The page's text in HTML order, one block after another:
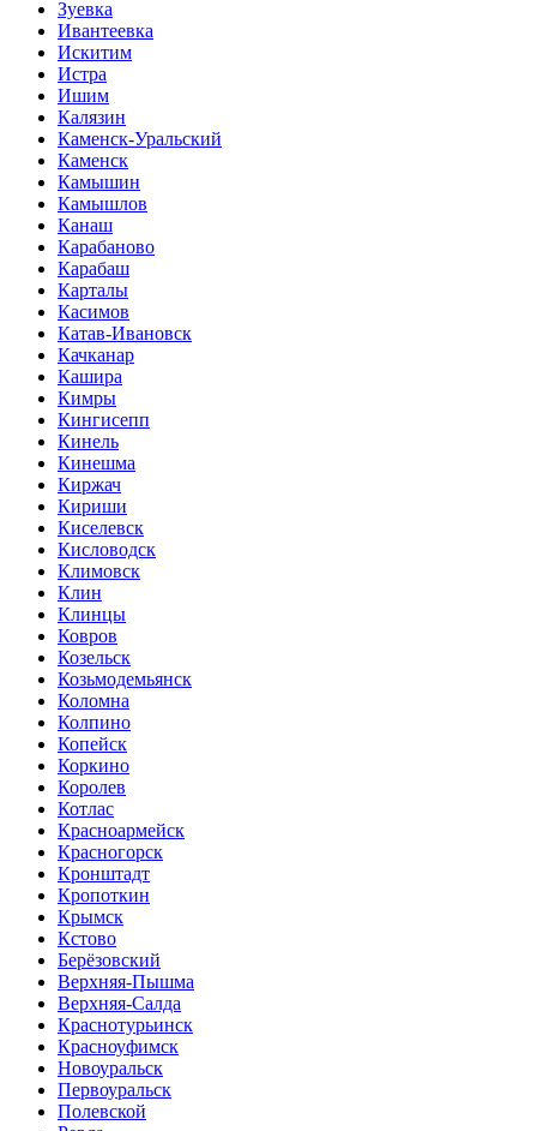
Зуевка
Ивантеевка
Искитим
Истра
Ишим
Калязин
Каменск-Уральский
Каменск
Камышин
Камышлов
Канаш
Карабаново
Карабаш
Карталы
Касимов
Катав-Ивановск
Качканар
Кашира
Кимры
Кингисепп
Кинель
Кинешма
Киржач
Кириши
Киселевск
Кисловодск
Климовск
Клин
Клинцы
Ковров
Козельск
Козьмодемьянск
Коломна
Колпино
Копейск
Коркино
Королев
Котлас
Красноармейск
Красногорск
Кронштадт
Кропоткин
Крымск
Кстово
Берёзовский
Верхняя-Пышма
Верхняя-Салда
Краснотурьинск
Красноуфимск
Новоуральск
Первоуральск
Полевской